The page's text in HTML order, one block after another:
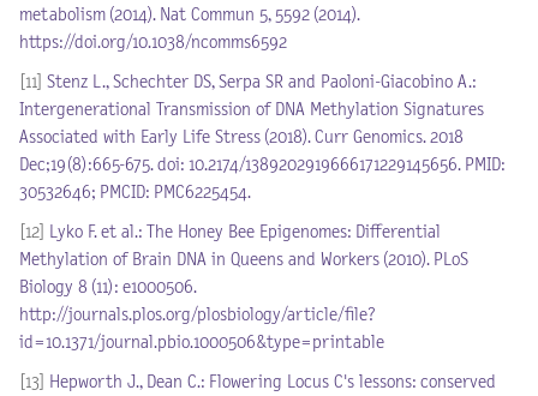
metabolism (2014). Nat Commun 5, 5592 (2014).
https://doi.org/10.1038/ncomms6592
[11] Stenz L., Schechter DS, Serpa SR and Paoloni-Giacobino A.:
Intergenerational Transmission of DNA Methylation Signatures
Associated with Early Life Stress (2018). Curr Genomics. 2018
Dec;19(8):665-675. doi: 10.2174/1389202919666171229145656. PMID:
30532646; PMCID: PMC6225454.
[12]
Lyko F. et al.: The Honey Bee Epigenomes: Differential
Methylation of Brain DNA in Queens and Workers (2010). PLoS
Biology 8 (11): e1000506.
http://journals.plos.org/plosbiology/article/file?
id=10.1371/journal.pbio.1000506&type=printable
[13] Hepworth J., Dean C.: Flowering Locus C's lessons: conserved